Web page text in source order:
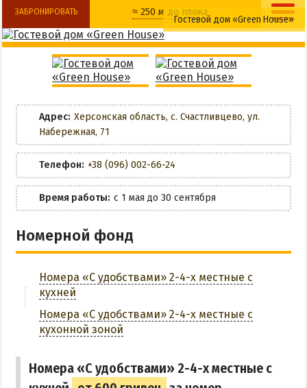
Веб-камеры Стрелкового
Карта Стрелкового
ВАЛОК
ЧАСТНЫЙ СЕКТОР
Жилье в частном секторе
ОТДЫХ С ПАЛАТКОЙ
ПЕРВАЯ ЛИНИЯ
ОТЕЛИ С БАССЕЙНОМ
ГОРЯЧИЕ ИСТОЧНИКИ
Водолечебница
Источники в Счастливцево
Источники в Стрелковом
Арабатские Термы
Все источники Херсонщины
ЗАБРОНИРОВАТЬ ≈ 250 м до пляжа
Детская площадка
Кухня в номере
Разрешено с животными
Wi-Fi
Мангальная зона
Магазин
Парковка
Трансфер
ЗАБРОНИРОВАТЬ
Гостевой дом «Green House»
Адрес: Херсонская область, с. Счастливцево, ул.
Набережная, 71
Телефон: +38 (096) 002-66-24
Время работы: с 1 мая до 30 сентября
Номерной фонд
Номера «С удобствами» 2-4-х местные с
кухней
Номера «С удобствами» 2-4-х местные с
кухонной зоной
Номера «С удобствами» 2-4-х местные с